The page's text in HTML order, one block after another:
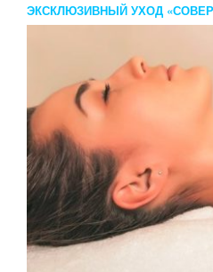
ЭКСКЛЮЗИВНЫЙ УХОД